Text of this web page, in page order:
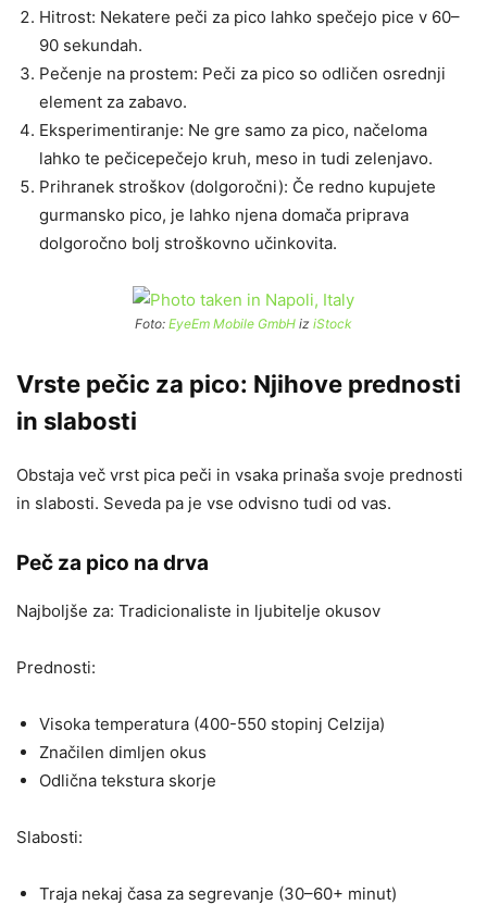
Hitrost: Nekatere peči za pico lahko spečejo pice v 60–
90 sekundah.
Pečenje na prostem: Peči za pico so odličen osrednji
element za zabavo.
Eksperimentiranje: Ne gre samo za pico, načeloma
lahko te pečicepečejo kruh, meso in tudi zelenjavo.
Prihranek stroškov (dolgoročni): Če redno kupujete
gurmansko pico, je lahko njena domača priprava
dolgoročno bolj stroškovno učinkovita.
Foto: EyeEm Mobile GmbH iz iStock
Vrste pečic za pico: Njihove prednosti
in slabosti
Obstaja več vrst pica peči in vsaka prinaša svoje prednosti
in slabosti. Seveda pa je vse odvisno tudi od vas.
Peč za pico na drva
Najboljše za: Tradicionaliste in ljubitelje okusov
Prednosti:
Visoka temperatura (400-550 stopinj Celzija)
Značilen dimljen okus
Odlična tekstura skorje
Slabosti:
Traja nekaj časa za segrevanje (30–60+ minut)